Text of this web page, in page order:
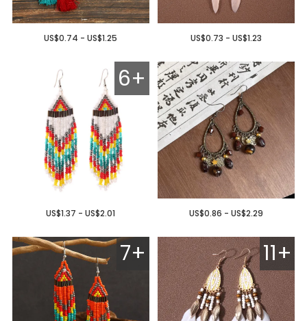
US$0.74 - US$1.25 US$0.73 - US$1.23
6+
US$1.37 - US$2.01 US$0.86 - US$2.29
7+ 11+